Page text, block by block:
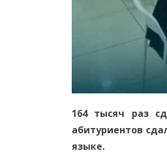
164 тысяч раз
абитуриентов
языке.